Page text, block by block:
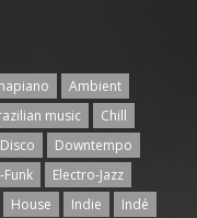
Ambient
music
Chill
Disco
Downtempo
Funk
Electro-Jazz
House Indie
Indé